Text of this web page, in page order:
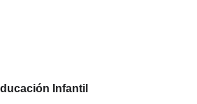
Infantil